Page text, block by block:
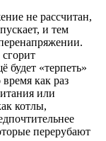
не рассчитан,
и тем
будет «терпеть»
как раз
или
котлы,
перерубают